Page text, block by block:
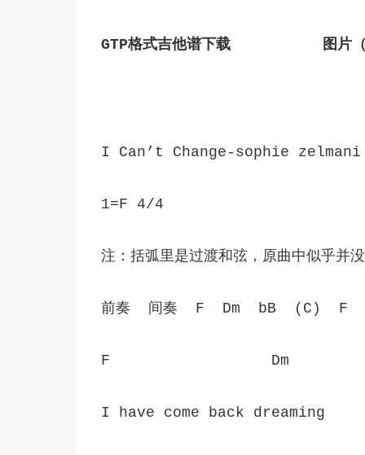
GTP格式吉他谱下载 图片
I Can’t Change-sophie zelmani
1=F 4/4
注：括弧里是过渡和弦，原曲中似乎并
前奏  间奏  F  Dm  bB  (C)  F
F                  Dm
I have come back dreaming